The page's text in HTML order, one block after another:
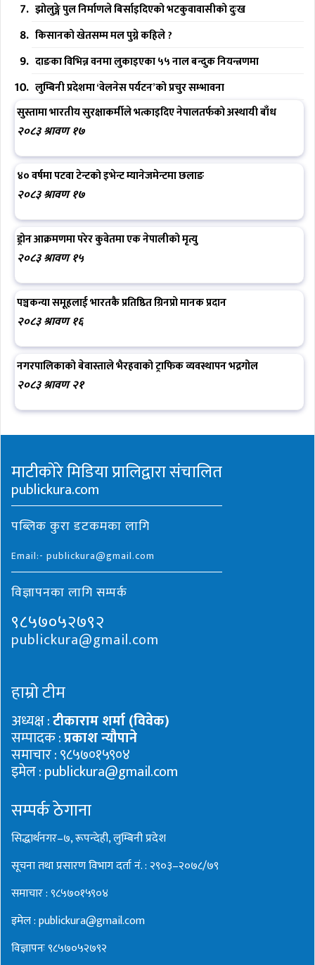
झोलुङ्गे पुल निर्माणले बिर्साइदिएको भटकुवावासीको दुःख
किसानको खेतसम्म मल पुग्ने कहिले ?
दाङका विभिन्न वनमा लुकाइएका ५५ नाल बन्दुक नियन्त्रणमा
लुम्बिनी प्रदेशमा ‘वेलनेस पर्यटन’को प्रचुर सम्भावना
सुस्तामा भारतीय सुरक्षाकर्मीले भत्काइदिए नेपालतर्फको अस्थायी बाँध
२०८३ श्रावण १७
४० वर्षमा पटवा टेन्टको इभेन्ट म्यानेजमेन्टमा छलाङ
२०८३ श्रावण १७
ड्रोन आक्रमणमा परेर कुवेतमा एक नेपालीको मृत्यु
२०८३ श्रावण १५
पञ्चकन्या समूहलाई भारतकै प्रतिष्ठित ग्रिनप्रो मानक प्रदान
२०८३ श्रावण १६
नगरपालिकाको बेवास्ताले भैरहवाको ट्राफिक व्यवस्थापन भद्रगोल
२०८३ श्रावण २१
माटीकोरे मिडिया प्रालिद्वारा संचालित
publickura.com
पब्लिक कुरा डटकमका लागि
Email:- publickura@gmail.com
विज्ञापनका लागि सम्पर्क
९८५७०५२७९२
publickura@gmail.com
हाम्रो टीम
अध्यक्ष :टीकाराम शर्मा (विवेक)
सम्पादक :प्रकाश न्यौपाने
समाचार : ९८५७०१५९०४
इमेल : publickura@gmail.com
सम्पर्क ठेगाना
सिद्धार्थनगर–७, रूपन्देही, लुम्बिनी प्रदेश
सूचना तथा प्रसारण विभाग दर्ता नं. : २९०३–२०७८/७९
समाचार : ९८५७०१५९०४
इमेल : publickura@gmail.com
विज्ञापनः ९८५७०५२७९२